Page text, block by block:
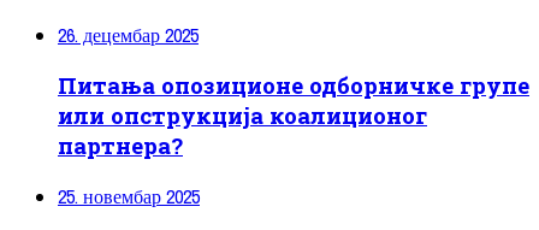
26. децембар 2025
Питања опозиционе одборничке групе
или опструкција коалиционог
партнера?
25. новембар 2025